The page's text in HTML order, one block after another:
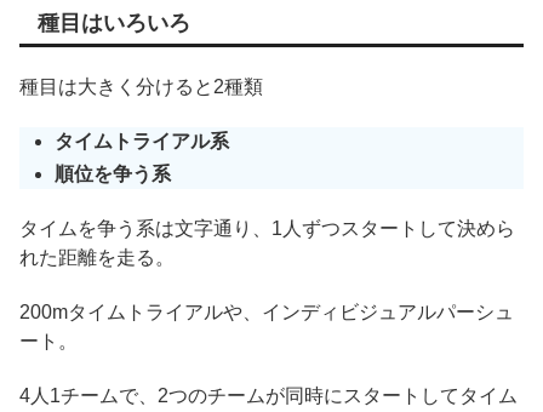
種目はいろいろ
種目は大きく分けると2種類
タイムトライアル系
順位を争う系
タイムを争う系は文字通り、1人ずつスタートして決めら
れた距離を走る。
200mタイムトライアルや、インディビジュアルパーシュ
ート。
4人1チームで、2つのチームが同時にスタートしてタイム